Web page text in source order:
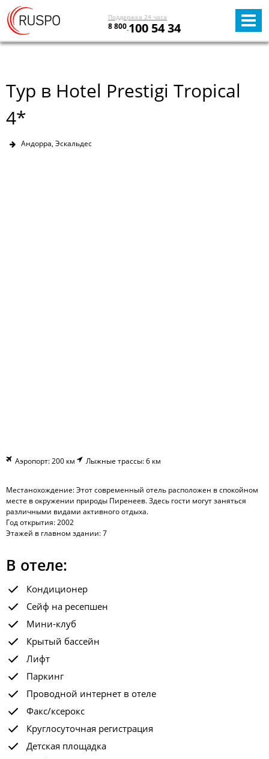
Поддержка 24 часа
8 800 100 54 34
Тур в Hotel Prestigi Tropical
4*
Андорра, Эскальдес
Аэропорт: 200 км Лыжные трассы: 6 км
Местанохождение: Этот современный отель расположен в спокойном
месте в окружении природы Пиренеев. Здесь гости могут заняться
различными видами активного отдыха.
Год открытия: 2002
Этажей в главном здании: 7
В отеле:
Кондиционер
Сейф на ресепшен
Мини-клуб
Крытый бассейн
Лифт
Паркинг
Проводной интернет в отеле
Факс/ксерокс
Круглосуточная регистрация
Детская площадка